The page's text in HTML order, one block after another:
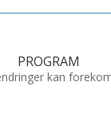
PROGRAM
kan